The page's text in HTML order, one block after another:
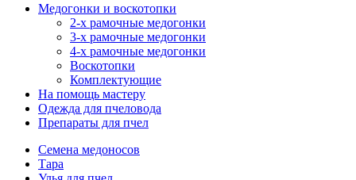
Медогонки и воскотопки
2-х рамочные медогонки
3-х рамочные медогонки
4-х рамочные медогонки
Воскотопки
Комплектующие
На помощь мастеру
Одежда для пчеловода
Препараты для пчел
Семена медоносов
Тара